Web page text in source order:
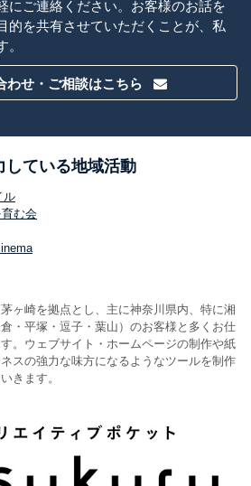
にご連絡ください。お客様のお話を
的を共有させていただくことが、私
せ・ご相談はこちら
している地域活動
ル
む会
ヶ崎を拠点とし、主に神奈川県内、特に湘
・平塚・逗子・葉山）のお客様と多くお仕
。ウェブサイト・ホームページの制作や紙
スの強力な味方になるようなツールを制作
きます。